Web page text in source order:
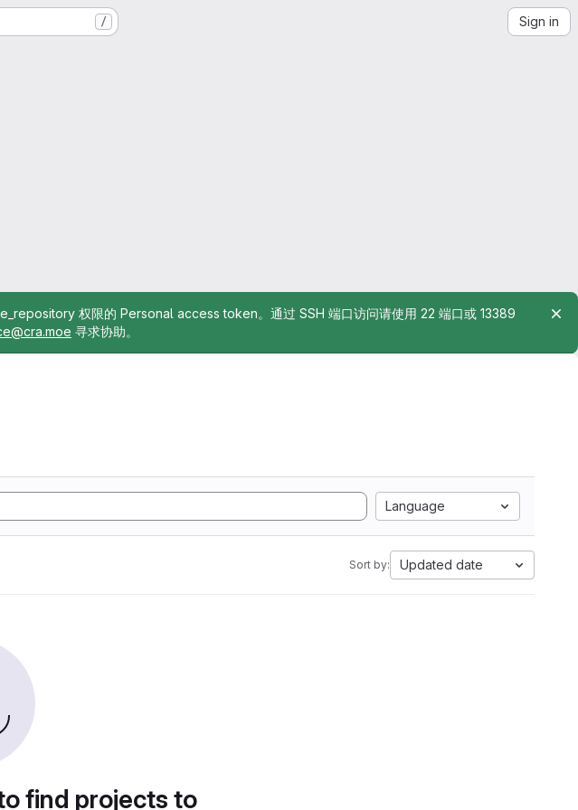
/ Sign in
权限的 Personal access token。通过 SSH 端口访问请使用 22 端口或 13389
寻求协助。
Language
Sort by: Updated date
find projects to